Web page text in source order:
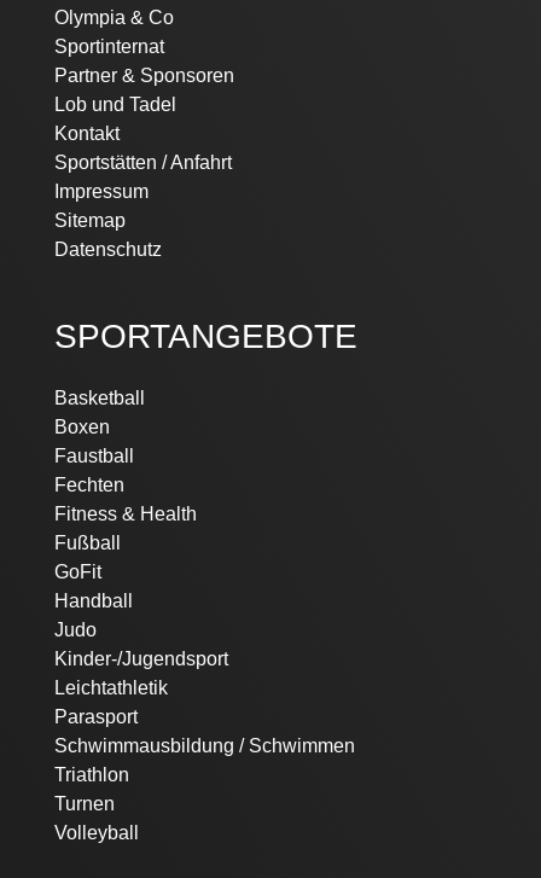
Olympia & Co
Sportinternat
Partner & Sponsoren
Lob und Tadel
Kontakt
Sportstätten / Anfahrt
Impressum
Sitemap
Datenschutz
SPORTANGEBOTE
Basketball
Boxen
Faustball
Fechten
Fitness & Health
Fußball
GoFit
Handball
Judo
Kinder-/Jugendsport
Leichtathletik
Parasport
Schwimmausbildung / Schwimmen
Triathlon
Turnen
Volleyball